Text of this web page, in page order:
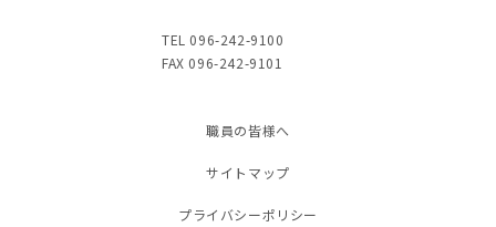
TEL 096-242-9100
FAX 096-242-9101
職員の皆様へ
サイトマップ
プライバシーポリシー